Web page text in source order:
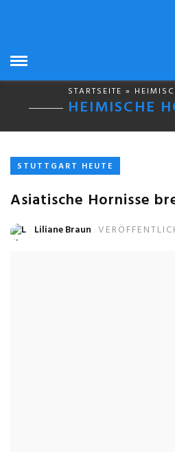
STARTSEITE »
HEIMISCHE
STUTTGART HEUTE
Asiatische Hornisse
Liliane Braun